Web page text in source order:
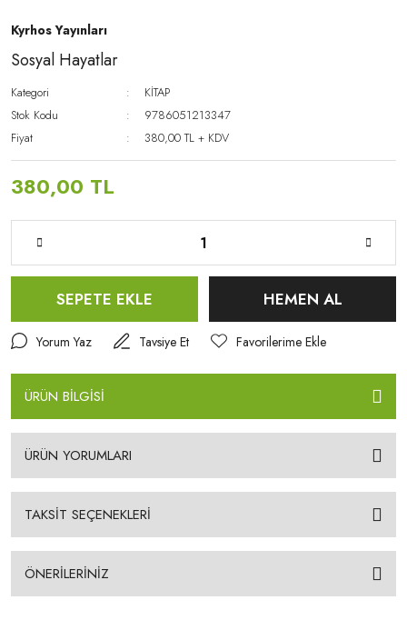
Kyrhos Yayınları
Sosyal Hayatlar
Kategori
KİTAP
Stok Kodu
9786051213347
Fiyat
380,00 TL + KDV
380,00 TL
SEPETE EKLE HEMEN AL
Yorum Yaz Tavsiye Et
ÜRÜN BİLGİSİ
ÜRÜN YORUMLARI
TAKSİT SEÇENEKLERİ
ÖNERİLERİNİZ